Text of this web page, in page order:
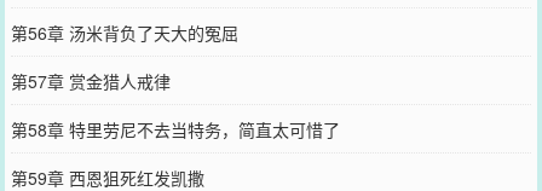
第56章 汤米背负了天大的冤屈
第57章 赏金猎人戒律
第58章 特里劳尼不去当特务，简直太可惜了
第59章 西恩狙死红发凯撒